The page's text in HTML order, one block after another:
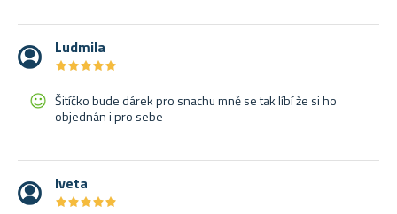
Ludmila
★★★★★
★★★★★
Šitíčko bude dárek pro snachu mně se tak líbí že si ho
objednán i pro sebe
Iveta
★★★★★
★★★★★